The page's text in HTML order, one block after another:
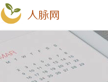
人脉网